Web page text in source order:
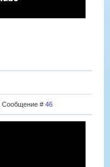
Сообщение # 46